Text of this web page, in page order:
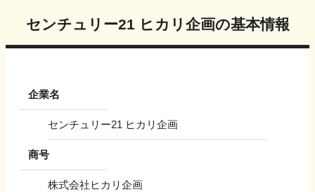
センチュリー21 ヒカリ企画の基本情報
企業名
センチュリー21 ヒカリ企画
商号
株式会社ヒカリ企画